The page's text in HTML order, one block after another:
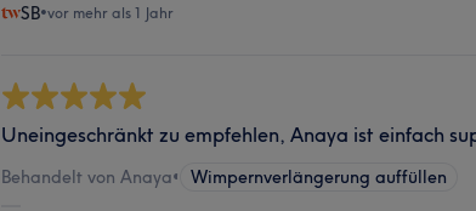
SB•vor mehr als 1 Jahr
Uneingeschränkt zu empfehlen, Anaya ist einfach
Behandelt von Anaya• Wimpernverlängerung auffüllen